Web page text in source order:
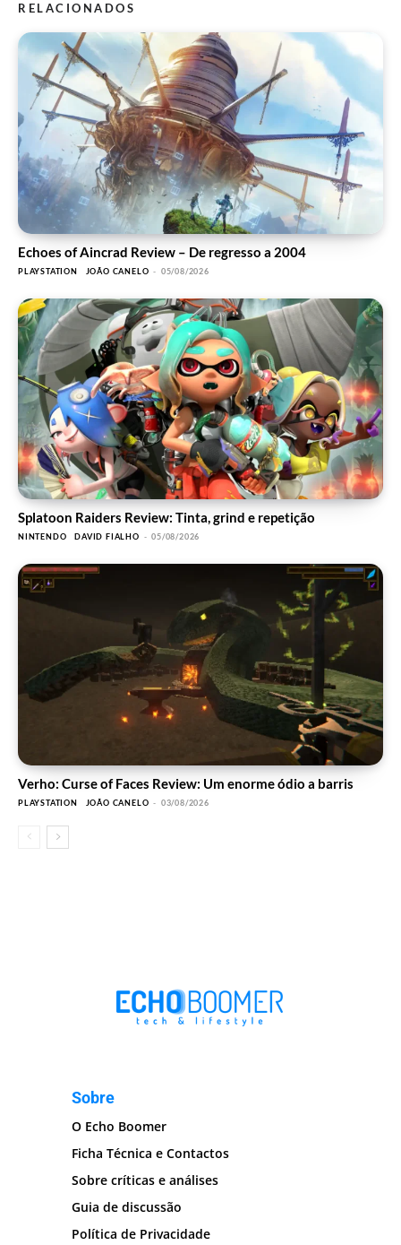
RELACIONADOS
Echoes of Aincrad Review – De regresso a 2004
PLAYSTATION JOÃO CANELO - 05/08/2026
Splatoon Raiders Review: Tinta, grind e repetição
NINTENDO DAVID FIALHO - 05/08/2026
Verho: Curse of Faces Review: Um enorme ódio a barris
PLAYSTATION JOÃO CANELO - 03/08/2026
Sobre
O Echo Boomer
Ficha Técnica e Contactos
Sobre críticas e análises
Guia de discussão
Política de Privacidade